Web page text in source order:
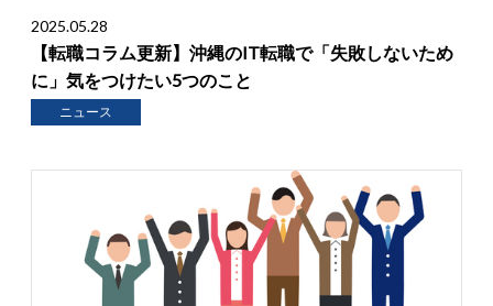
2025.05.28
【転職コラム更新】沖縄のIT転職で「失敗しないため
に」気をつけたい5つのこと
ニュース